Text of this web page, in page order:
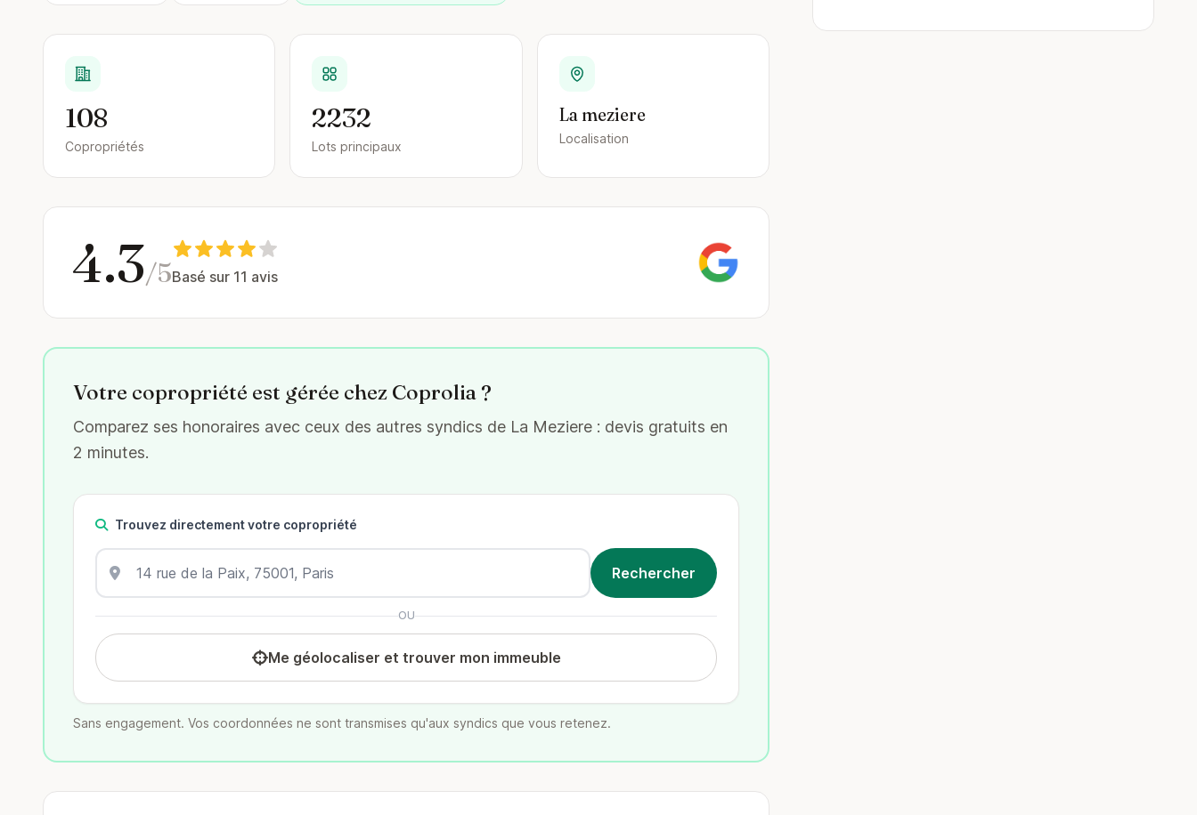
108
Copropriétés
2232
Lots principaux
La meziere
Localisation
4.3/5Basé sur 11 avis
Votre copropriété est gérée chez Coprolia ?
Comparez ses honoraires avec ceux des autres syndics de La Meziere : devis gratuits en
2 minutes.
Trouvez directement votre copropriété
OU
Me géolocaliser et trouver mon immeuble
Sans engagement. Vos coordonnées ne sont transmises qu'aux syndics que vous retenez.